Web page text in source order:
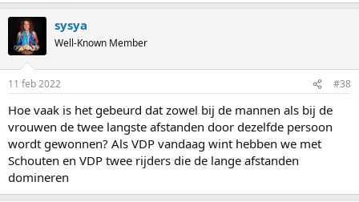
sysya
Well-Known Member
11 feb 2022 #38
Hoe vaak is het gebeurd dat zowel bij de mannen als bij de
vrouwen de twee langste afstanden door dezelfde persoon
wordt gewonnen? Als VDP vandaag wint hebben we met
Schouten en VDP twee rijders die de lange afstanden
domineren